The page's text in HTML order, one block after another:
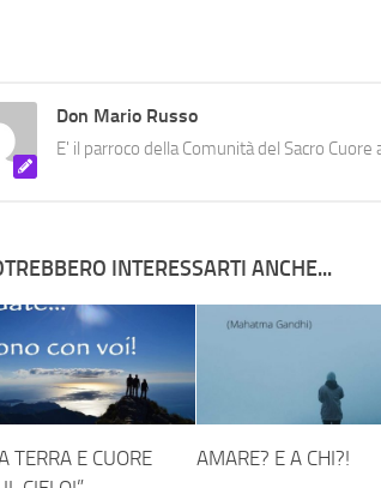
Don Mario Russo
E' il parroco della Comunità del Sacro Cuore
INTERESSARTI ANCHE...
TERRA E CUORE
AMARE? E A CHI?!